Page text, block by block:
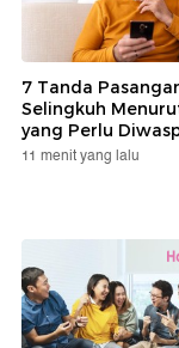
7 Tanda
Selingkuh
yang Perlu
11 menit yang lalu